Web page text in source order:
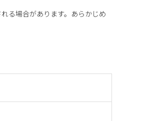
る場合があります。あらかじめ